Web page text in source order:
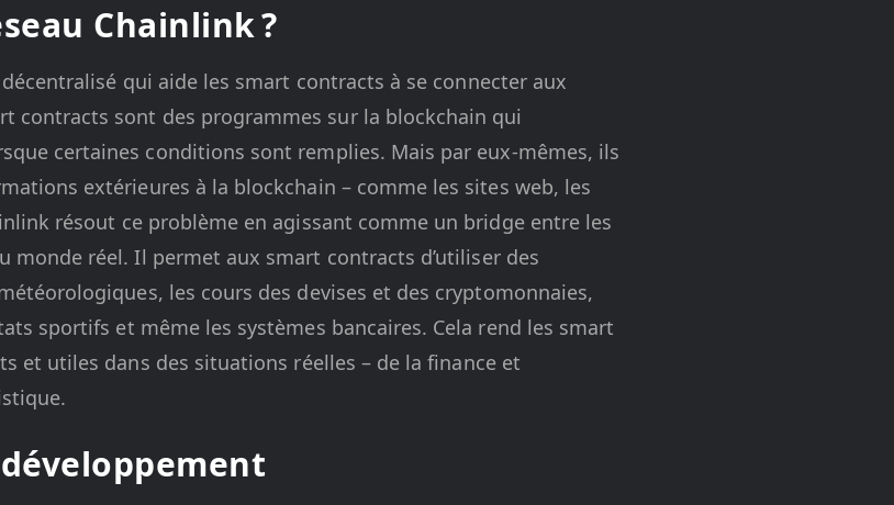
Chainlink ?
qui aide les smart contracts à se connecter aux
contracts sont des programmes sur la blockchain qui
certaines conditions sont remplies. Mais par eux-mêmes, ils
extérieures à la blockchain – comme les sites web, les
résout ce problème en agissant comme un bridge entre les
monde réel. Il permet aux smart contracts d’utiliser des
les cours des devises et des cryptomonnaies,
sportifs et même les systèmes bancaires. Cela rend les smart
et utiles dans des situations réelles – de la finance et